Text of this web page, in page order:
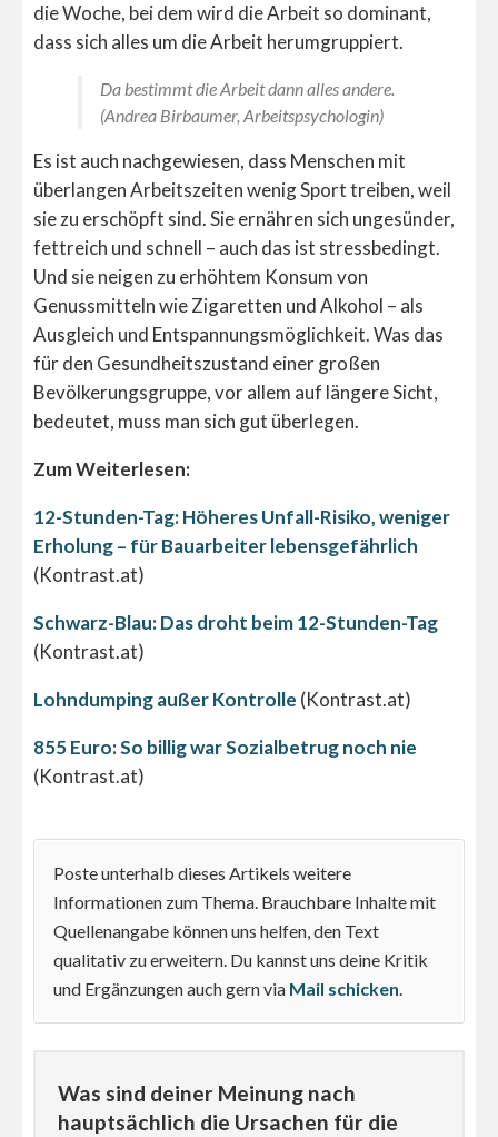
die Woche, bei dem wird die Arbeit so dominant,
dass sich alles um die Arbeit herumgruppiert.
Da bestimmt die Arbeit dann alles andere.
(Andrea Birbaumer, Arbeitspsychologin)
Es ist auch nachgewiesen, dass Menschen mit
überlangen Arbeitszeiten wenig Sport treiben, weil
sie zu erschöpft sind. Sie ernähren sich ungesünder,
fettreich und schnell – auch das ist stressbedingt.
Und sie neigen zu erhöhtem Konsum von
Genussmitteln wie Zigaretten und Alkohol – als
Ausgleich und Entspannungsmöglichkeit. Was das
für den Gesundheitszustand einer großen
Bevölkerungsgruppe, vor allem auf längere Sicht,
bedeutet, muss man sich gut überlegen.
Zum Weiterlesen:
12-Stunden-Tag: Höheres Unfall-Risiko, weniger
Erholung – für Bauarbeiter lebensgefährlich
(Kontrast.at)
Schwarz-Blau: Das droht beim 12-Stunden-Tag
(Kontrast.at)
Lohndumping außer Kontrolle (Kontrast.at)
855 Euro: So billig war Sozialbetrug noch nie
(Kontrast.at)
Poste unterhalb dieses Artikels weitere
Informationen zum Thema. Brauchbare Inhalte mit
Quellenangabe können uns helfen, den Text
qualitativ zu erweitern. Du kannst uns deine Kritik
und Ergänzungen auch gern via Mail schicken.
Was sind deiner Meinung nach
hauptsächlich die Ursachen für die